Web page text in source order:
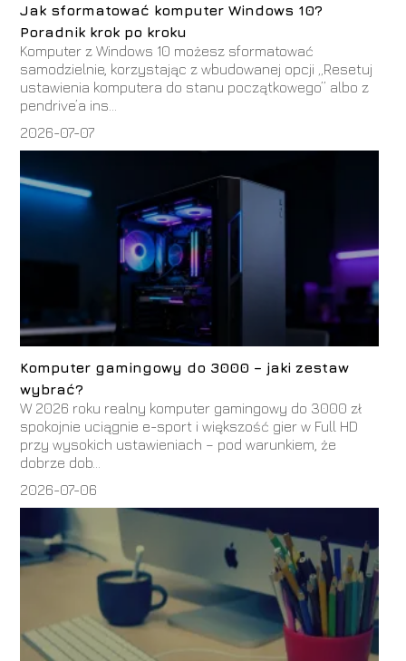
Jak sformatować komputer Windows 10?
Poradnik krok po kroku
Komputer z Windows 10 możesz sformatować
samodzielnie, korzystając z wbudowanej opcji „Resetuj
ustawienia komputera do stanu początkowego” albo z
pendrive’a ins...
2026-07-07
Komputer gamingowy do 3000 – jaki zestaw
wybrać?
W 2026 roku realny komputer gamingowy do 3000 zł
spokojnie uciągnie e-sport i większość gier w Full HD
przy wysokich ustawieniach – pod warunkiem, że
dobrze dob...
2026-07-06